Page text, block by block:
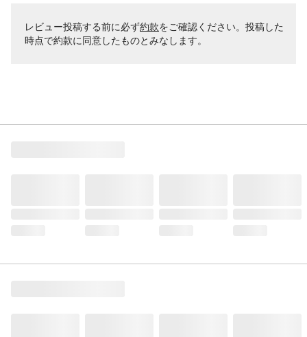
レビュー投稿する前に必ず約款をご確認ください。投稿した
時点で約款に同意したものとみなします。